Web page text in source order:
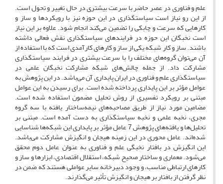
علم و فناوری در عصر حاضر با سرعت بیشتری در حال تغییر و تحول است.
از این رو نیاز است سیاستگذاری در این حوزه نیز با رویکردها و ساز و
کارهایی که سرعت و چابکی را تضمین می‌کند انجام شود. علاوه بر این نیاز
است نخبگان این حوزه در فرایندهای سیاستگذاری نقش فعالی داشته
باشند. ساز و کار شبکه یکی از ساز و کارهای کارآمدی است که با استفاده از
آن می‌توان گروه‌های مختلف را با سرعت بیشتری در فرایند سیاستگذاری
مشارکت داد. از جمله چالش‌های شبکه مشارکت نخبگان علمی در
سیاستگذاری علم و فناوری در ایران پایداری آن می‌باشد. در این پژوهش به
عوامل مؤثر بر این پایداری پرداخته شده است. برای رسیدن به این عوامل
مبتنی بر رویکرد تفسیری از روش تحلیل مضمون استفاده شده است.
مضامین مورد نیاز از طریق مصاحبه‌های نیمه‌ساختار یافته با سه گروه
مجری، نخبه علمی و نخبه سیاستگذاری به دست آمده است. مبتنی بر
تحلیل‌ها و یافته‌های پژوهش 7 عامل مؤثر بر پایداری این شبکه‌ها شناسایی
شده‌اند. عامل محوری در این زمینه هیجان و انگیزش مشارکت می‌باشد.
این انگیزش در بافتار نخبگی علم و فناوری به عنوان عامل دوم محقق
می‌شود. معماری و ساختار صحیح شبکه، استقلال اقتصادی، ابزارها و ساز و
کارهای ارتباطی مناسب، و وجود دبیرخانه سایر عواملی هستند که ضمن در
نظر گرفتن از بافتار بر هیجان و انگیزش تأثیر می‌گذارند.